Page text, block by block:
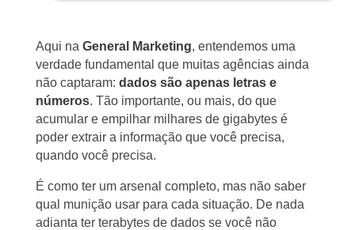
Aqui na General Marketing, entendemos uma
verdade fundamental que muitas agências ainda
não captaram: dados são apenas letras e
números. Tão importante, ou mais, do que
acumular e empilhar milhares de gigabytes é
poder extrair a informação que você precisa,
quando você precisa.
É como ter um arsenal completo, mas não saber
qual munição usar para cada situação. De nada
adianta ter terabytes de dados se você não